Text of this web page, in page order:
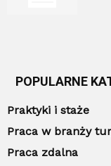
POPULARNE
Praktyki i staże
Praca w branży
Praca zdalna